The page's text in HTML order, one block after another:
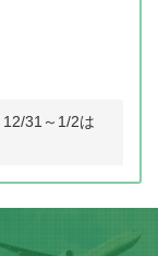
12/31～1/2は